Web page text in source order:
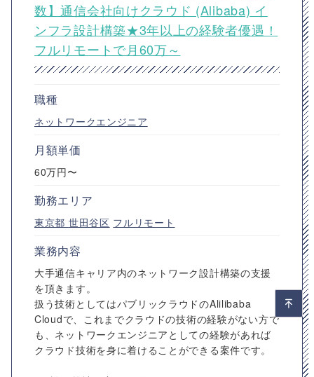
数】通信会社向けクラウド (Alibaba) イ
ンフラ設計構築★3年以上の経験者優遇！
フルリモートで月60万～
職種
ネットワークエンジニア
月額単価
60万円〜
勤務エリア
東京都 世田谷区 フルリモート
業務内容
大手通信キャリア内のネットワーク設計構築の支援
を頂きます。
扱う技術としてはパブリックラウドのAlilibaba
Cloudで、これまでクラウドの技術の経験がない方で
も、ネットワークエンジニアとしての経験があれば
クラウド技術を身に着けることができる案件です。